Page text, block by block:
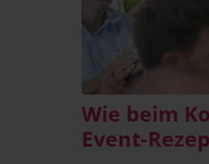
Wie beim
Event-